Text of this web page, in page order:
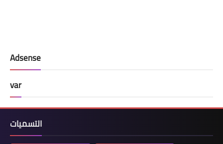
Adsense
var
التسميات